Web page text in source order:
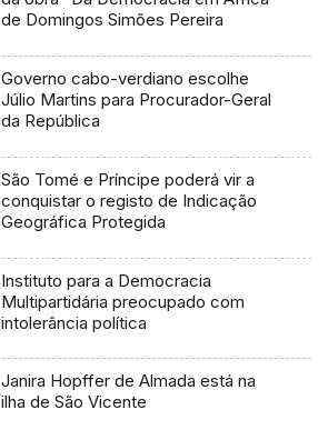
de Domingos Simões Pereira
Governo cabo-verdiano escolhe
Júlio Martins para Procurador-Geral
da República
São Tomé e Príncipe poderá vir a
conquistar o registo de Indicação
Geográfica Protegida
Instituto para a Democracia
Multipartidária preocupado com
intolerância política
Janira Hopffer de Almada está na
ilha de São Vicente